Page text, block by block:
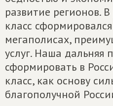
развитие регионов.
класс
мегаполисах,
услуг. Наша дальняя
сформировать в
класс, как основу
благополучной